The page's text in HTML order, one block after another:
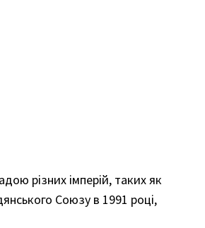
різних імперій, таких як
Союзу в 1991 році,